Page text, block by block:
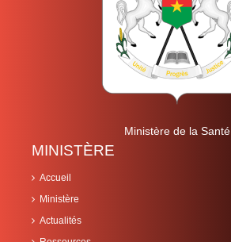
Ministère de la Santé
MINISTÈRE
Accueil
Ministère
Actualités